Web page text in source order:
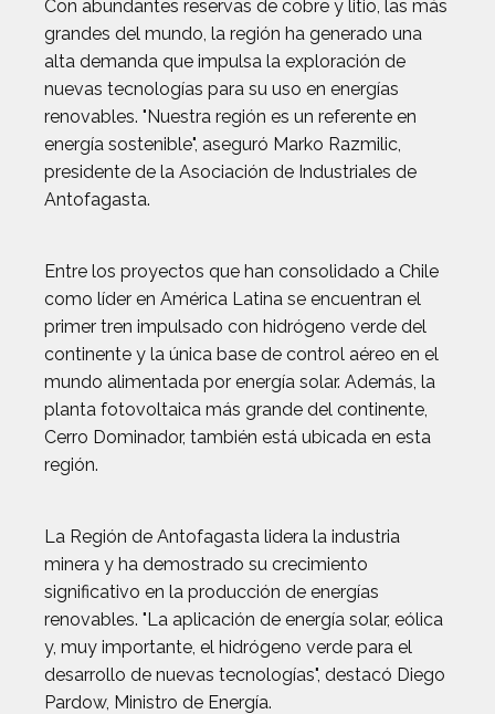
Con abundantes reservas de cobre y litio, las más
grandes del mundo, la región ha generado una
alta demanda que impulsa la exploración de
nuevas tecnologías para su uso en energías
renovables. "Nuestra región es un referente en
energía sostenible", aseguró Marko Razmilic,
presidente de la Asociación de Industriales de
Antofagasta.
Entre los proyectos que han consolidado a Chile
como líder en América Latina se encuentran el
primer tren impulsado con hidrógeno verde del
continente y la única base de control aéreo en el
mundo alimentada por energía solar. Además, la
planta fotovoltaica más grande del continente,
Cerro Dominador, también está ubicada en esta
región.
La Región de Antofagasta lidera la industria
minera y ha demostrado su crecimiento
significativo en la producción de energías
renovables. "La aplicación de energía solar, eólica
y, muy importante, el hidrógeno verde para el
desarrollo de nuevas tecnologías", destacó Diego
Pardow, Ministro de Energía.